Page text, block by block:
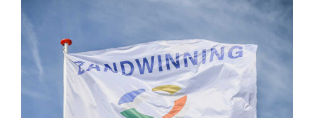
Bekijk
afbeelding